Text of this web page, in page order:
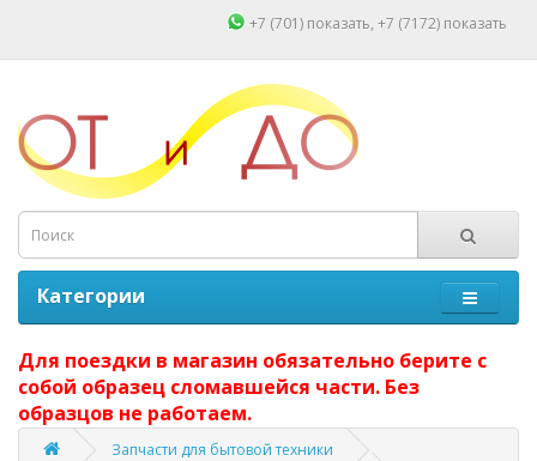
+7 (701) показать, +7 (7172) показать
Категории
Для поездки в магазин обязательно берите с
собой образец сломавшейся части. Без
образцов не работаем.
Запчасти для бытовой техники